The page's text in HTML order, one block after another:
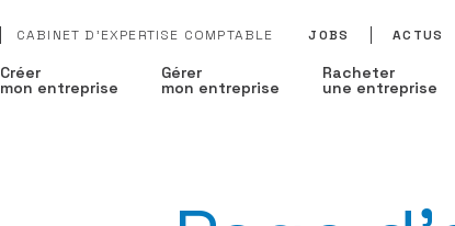
CABINET D'EXPERTISE COMPTABLE JOBS ACTUS
Créer
mon entreprise
Gérer
mon entreprise
Racheter
une entreprise